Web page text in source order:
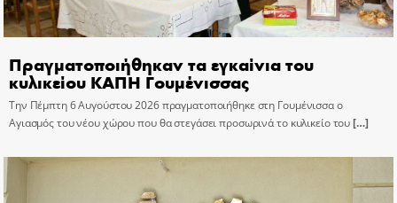
Πραγματοποιήθηκαν τα εγκαίνια του
κυλικείου ΚΑΠΗ Γουμένισσας
Την Πέμπτη 6 Αυγούστου 2026 πραγματοποιήθηκε στη Γουμένισσα ο
Αγιασμός του νέου χώρου που θα στεγάσει προσωρινά το κυλικείο του[…]